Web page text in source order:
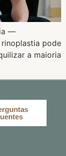
—
pode
a maioria